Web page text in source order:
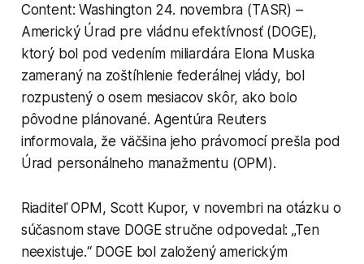
Content: Washington 24. novembra (TASR) –
Americký Úrad pre vládnu efektívnosť (DOGE),
ktorý bol pod vedením miliardára Elona Muska
zameraný na zoštíhlenie federálnej vlády, bol
rozpustený o osem mesiacov skôr, ako bolo
pôvodne plánované. Agentúra Reuters
informovala, že väčšina jeho právomocí prešla pod
Úrad personálneho manažmentu (OPM).
Riaditeľ OPM, Scott Kupor, v novembri na otázku o
súčasnom stave DOGE stručne odpovedal: „Ten
neexistuje.“ DOGE bol založený americkým